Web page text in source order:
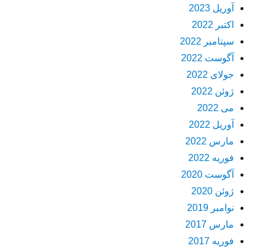
آوریل 2023
اکتبر 2022
سپتامبر 2022
آگوست 2022
جولای 2022
ژوئن 2022
می 2022
آوریل 2022
مارس 2022
فوریه 2022
آگوست 2020
ژوئن 2020
نوامبر 2019
مارس 2017
فوریه 2017